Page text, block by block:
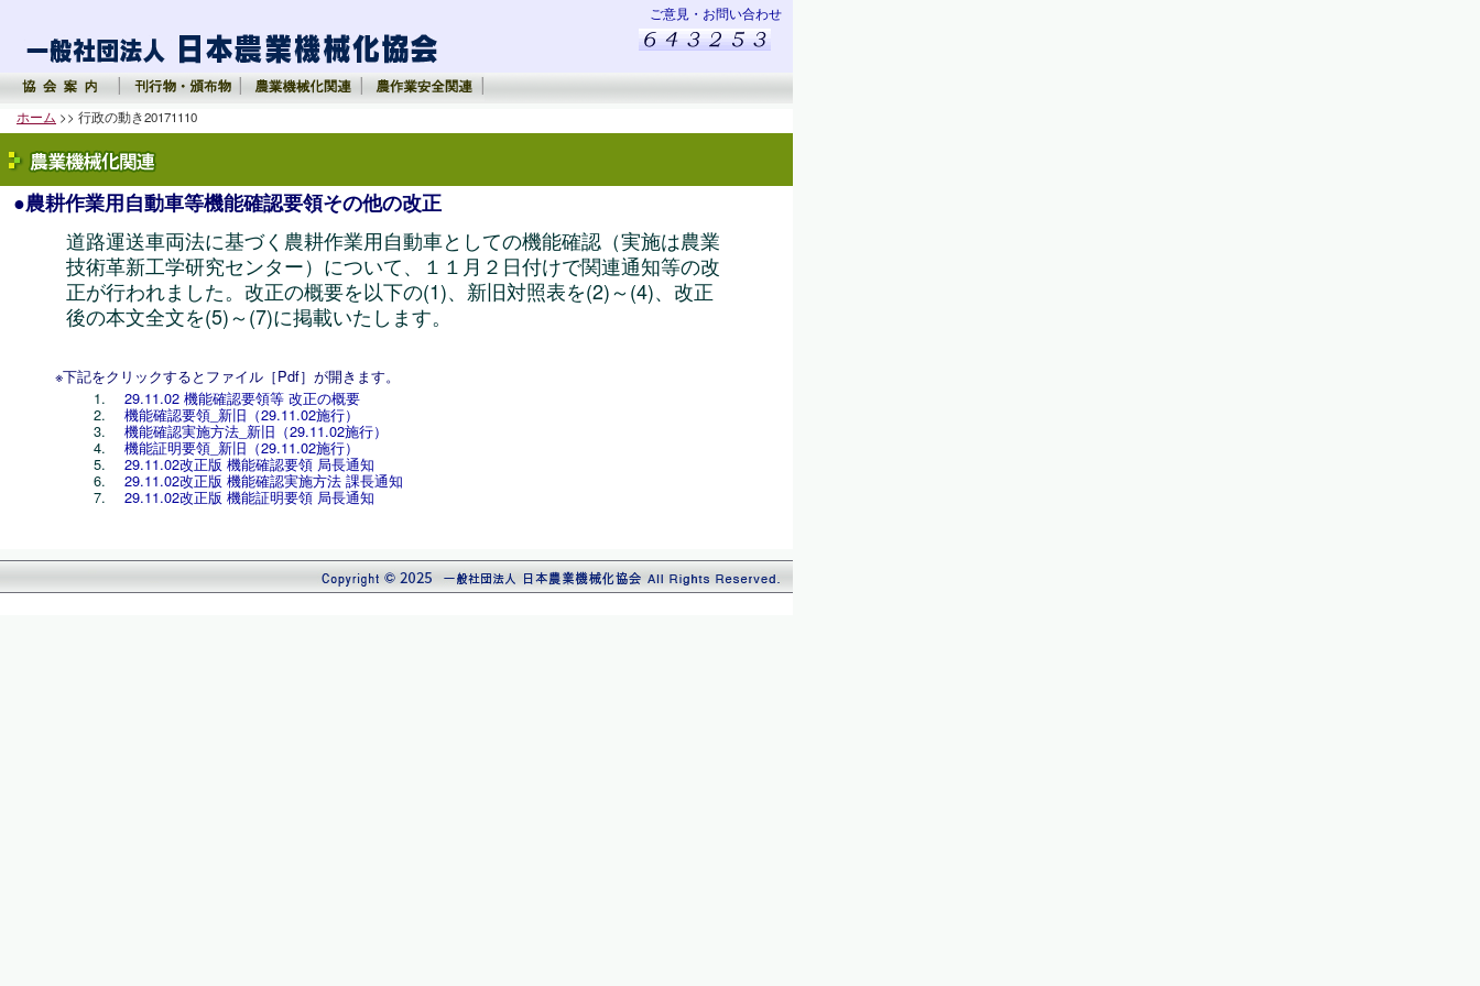
ご意見・お問い合わせ
ホーム >> 行政の動き20171110
●農耕作業用自動車等機能確認要領その他の改正
道路運送車両法に基づく農耕作業用自動車としての機能確認（実施は農業
技術革新工学研究センター）について、１１月２日付けで関連通知等の改
正が行われました。改正の概要を以下の(1)、新旧対照表を(2)～(4)、改正
後の本文全文を(5)～(7)に掲載いたします。
※下記をクリックするとファイル［Pdf］が開きます。
29.11.02 機能確認要領等 改正の概要
機能確認要領_新旧（29.11.02施行）
機能確認実施方法_新旧（29.11.02施行）
機能証明要領_新旧（29.11.02施行）
29.11.02改正版 機能確認要領 局長通知
29.11.02改正版 機能確認実施方法 課長通知
29.11.02改正版 機能証明要領 局長通知